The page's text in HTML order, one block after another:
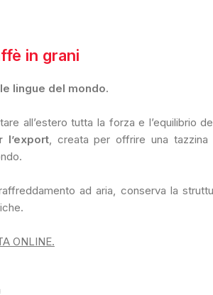
in grani
lingue del mondo.
all’estero tutta la forza e l’equilibrio
l’export, creata per offrire una
ad aria, conserva la
ONLINE.